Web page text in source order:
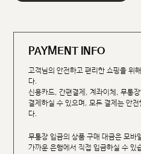
PAYMENT INFO
고객님의 안전하고 편리한 쇼핑을 위
다.
신용카드, 간편결제, 계좌이체, 무통
결제하실 수 있으며, 모든 결제는 안
다.
무통장 입금의 상품 구매 대금은 모
가까운 은행에서 직접 입금하실 수 있